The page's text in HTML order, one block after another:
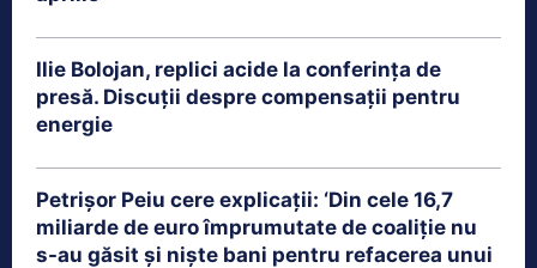
Ilie Bolojan, replici acide la conferința de
presă. Discuții despre compensații pentru
energie
Petrişor Peiu cere explicații: ‘Din cele 16,7
miliarde de euro împrumutate de coaliţie nu
s-au găsit şi nişte bani pentru refacerea unui